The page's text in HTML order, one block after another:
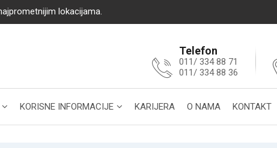
lokacijama.
Telefon
011/ 334 88 71
011/ 334 88 36
KORISNE INFORMACIJE KARIJERA O NAMA KONTAKT